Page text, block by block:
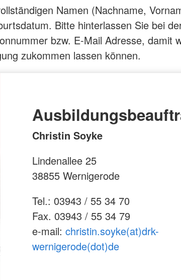
Namen (Nachname,
Bitte hinterlassen Sie bei
bzw. E-Mail Adresse, damit
zukommen lassen können.
Christin Soyke
Lindenallee 25
38855 Wernigerode
Tel.: 03943 / 55 34 70
Fax. 03943 / 55 34 79
e-mail: christin.soyke(at)drk-
wernigerode(dot)de